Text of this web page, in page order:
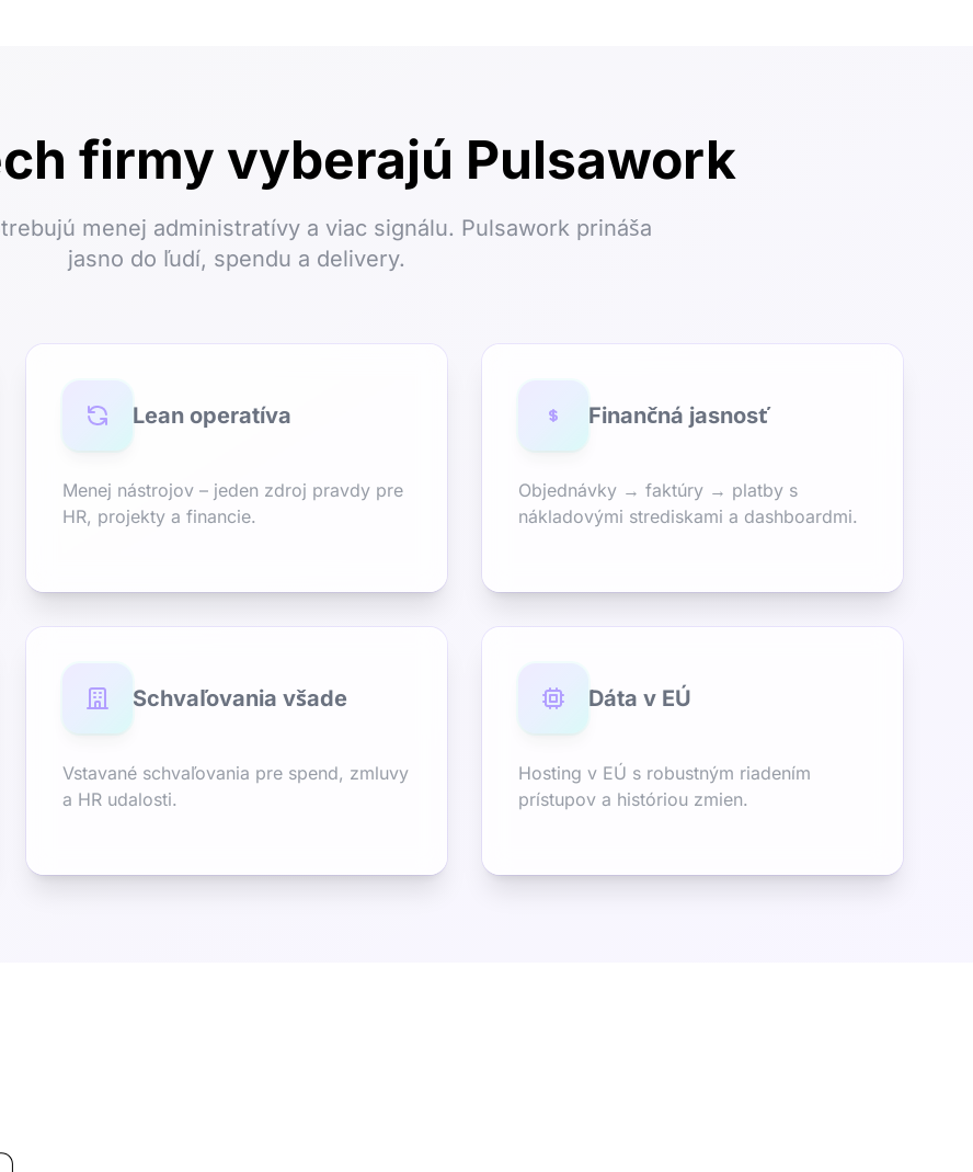
firmy vyberajú Pulsawork
menej administratívy a viac signálu. Pulsawork prináša
jasno do ľudí, spendu a delivery.
Lean operatíva
Menej nástrojov – jeden zdroj pravdy pre
HR, projekty a financie.
Finančná jasnosť
Objednávky → faktúry → platby s
nákladovými strediskami a dashboardmi.
Schvaľovania všade
Vstavané schvaľovania pre spend, zmluvy
a HR udalosti.
Dáta v EÚ
Hosting v EÚ s robustným riadením
prístupov a históriou zmien.